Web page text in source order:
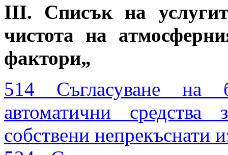
III. Списък на
чистота на
фактори„
514 Съгласуване на
автоматични средства
собствени непрекъснати